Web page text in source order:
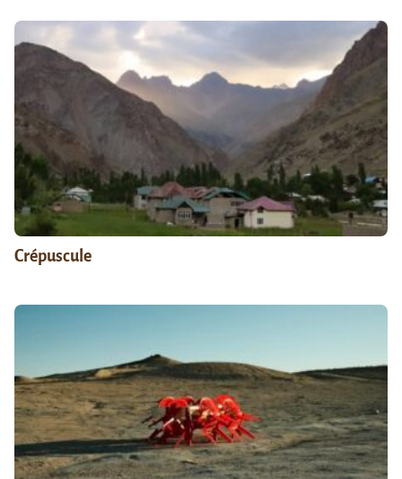
Crépuscule